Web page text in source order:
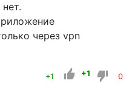
через vpn
+1 +1 0